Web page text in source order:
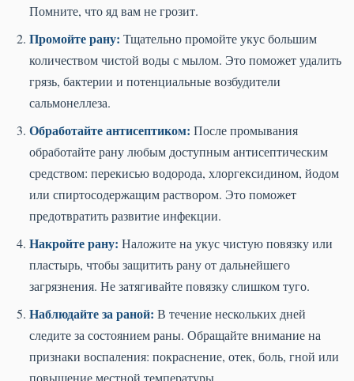
Помните, что яд вам не грозит.
Промойте рану: Тщательно промойте укус большим
количеством чистой воды с мылом. Это поможет удалить
грязь, бактерии и потенциальные возбудители
сальмонеллеза.
Обработайте антисептиком: После промывания
обработайте рану любым доступным антисептическим
средством: перекисью водорода, хлоргексидином, йодом
или спиртосодержащим раствором. Это поможет
предотвратить развитие инфекции.
Накройте рану: Наложите на укус чистую повязку или
пластырь, чтобы защитить рану от дальнейшего
загрязнения. Не затягивайте повязку слишком туго.
Наблюдайте за раной: В течение нескольких дней
следите за состоянием раны. Обращайте внимание на
признаки воспаления: покраснение, отек, боль, гной или
повышение местной температуры.